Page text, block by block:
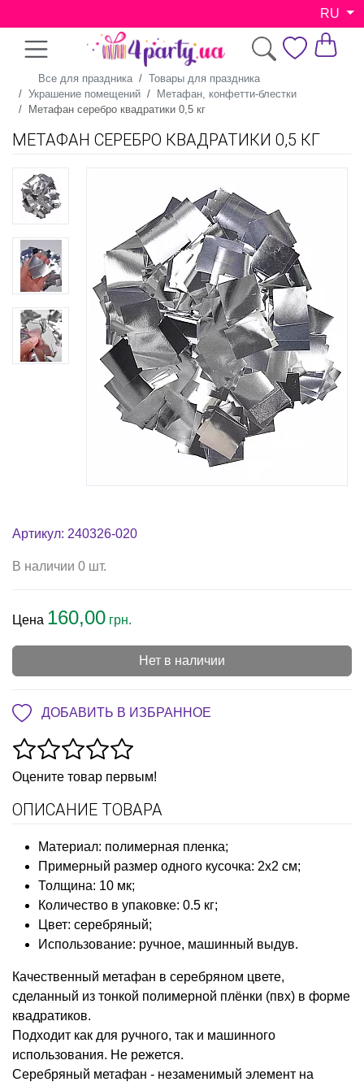
RU
Все для праздника
Товары для праздника
Украшение помещений
Метафан, конфетти-блестки
Метафан серебро квадратики 0,5 кг
МЕТАФАН СЕРЕБРО КВАДРАТИКИ 0,5 КГ
Артикул: 240326-020
В наличии 0 шт.
Цена 160,00 грн.
Нет в наличии
ДОБАВИТЬ В ИЗБРАННОЕ
Оцените товар первым!
ОПИСАНИЕ ТОВАРА
Материал: полимерная пленка;
Примерный размер одного кусочка: 2х2 см;
Толщина: 10 мк;
Количество в упаковке: 0.5 кг;
Цвет: серебряный;
Использование: ручное, машинный выдув.
Качественный метафан в серебряном цвете,
сделанный из тонкой полимерной плёнки (пвх) в форме
квадратиков.
Подходит как для ручного, так и машинного
использования. Не режется.
Серебряный метафан - незаменимый элемент на